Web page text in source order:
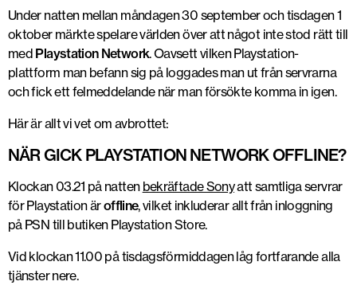
Under natten mellan måndagen 30 september och tisdagen 1
oktober märkte spelare världen över att något inte stod rätt till
med Playstation Network. Oavsett vilken Playstation-
plattform man befann sig på loggades man ut från servrarna
och fick ett felmeddelande när man försökte komma in igen.
Här är allt vi vet om avbrottet:
NÄR GICK PLAYSTATION NETWORK OFFLINE?
Klockan 03.21 på natten bekräftade Sonyatt samtliga servrar
för Playstation äroffline, vilket inkluderar allt från inloggning
på PSN till butiken Playstation Store.
Vid klockan 11.00 på tisdagsförmiddagen låg fortfarande alla
tjänster nere.